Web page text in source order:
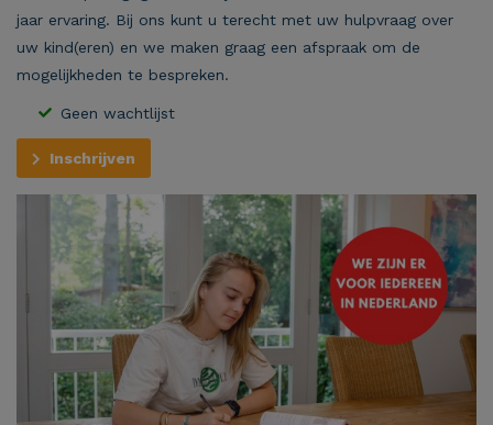
jaar ervaring. Bij ons kunt u terecht met uw hulpvraag over
uw kind(eren) en we maken graag een afspraak om de
mogelijkheden te bespreken.
Geen wachtlijst
Inschrijven